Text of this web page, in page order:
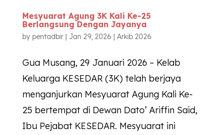
Mesyuarat Agung 3K Kali Ke-25
Berlangsung Dengan Jayanya
by pentadbir| Jan 29, 2026 | Arkib 2026
Gua Musang, 29 Januari 2026 – Kelab
Keluarga KESEDAR (3K) telah berjaya
menganjurkan Mesyuarat Agung Kali Ke-
25 bertempat di Dewan Dato’ Ariffin Said,
Ibu Pejabat KESEDAR. Mesyuarat ini